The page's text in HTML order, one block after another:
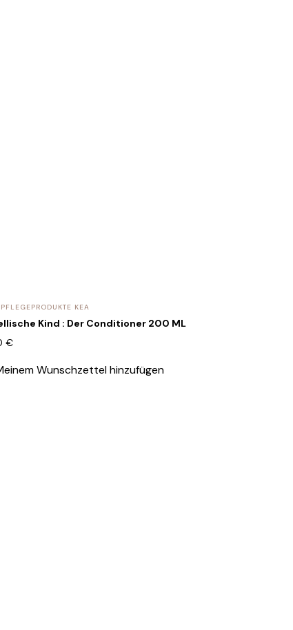
KEA
Kind : Der Conditioner 200 ML
€
Wunschzettel hinzufügen